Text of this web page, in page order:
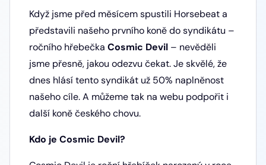
Když jsme před měsícem spustili Horsebeat a
představili našeho prvního koně do syndikátu –
ročního hřebečka Cosmic Devil – nevěděli
jsme přesně, jakou odezvu čekat. Je skvělé, že
dnes hlásí tento syndikát už 50% naplněnost
našeho cíle. A můžeme tak na webu podpořit i
další koně českého chovu.
Kdo je Cosmic Devil?